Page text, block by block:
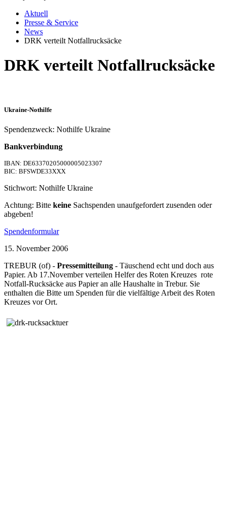
Aktuell
Presse & Service
News
DRK verteilt Notfallrucksäcke
DRK verteilt Notfallrucksäcke
Ukraine-Nothilfe
Spendenzweck: Nothilfe Ukraine
Bankverbindung
IBAN: DE63370205000005023307
BIC: BFSWDE33XXX
Stichwort: Nothilfe Ukraine
Achtung: Bitte keine Sachspenden unaufgefordert zusenden oder
abgeben!
Spendenformular
15. November 2006
TREBUR (of) - Pressemitteilung - Täuschend echt und doch aus
Papier. Ab 17.November verteilen Helfer des Roten Kreuzes rote
Notfall-Rucksäcke aus Papier an alle Haushalte in Trebur. Sie
enthalten die Bitte um Spenden für die vielfältige Arbeit des Roten
Kreuzes vor Ort.